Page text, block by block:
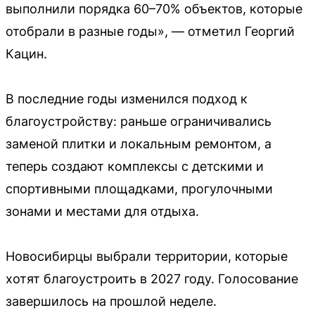
выполнили порядка 60–70% объектов, которые
отобрали в разные годы», — отметил Георгий
Кацин.
В последние годы изменился подход к
благоустройству: раньше ограничивались
заменой плитки и локальным ремонтом, а
теперь создают комплексы с детскими и
спортивными площадками, прогулочными
зонами и местами для отдыха.
Новосибирцы выбрали территории, которые
хотят благоустроить в 2027 году. Голосование
завершилось на прошлой неделе.